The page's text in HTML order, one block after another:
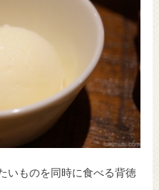
いものを同時に食べる背徳